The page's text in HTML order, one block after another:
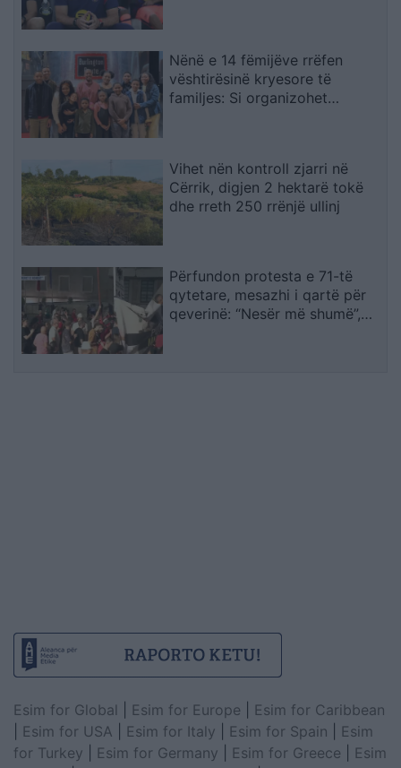
Nënë e 14 fëmijëve rrëfen
vështirësinë kryesore të
familjes: Si organizohet
Vihet nën kontroll zjarri në
Cërrik, digjen 2 hektarë tokë
dhe rreth 250 rrënjë ullinj
Përfundon protesta e 71-të
qytetare, mesazhi i qartë për
qeverinë: “Nesër më shumë”,
Esim for Global Esim for Europe
Esim for Caribbean
Esim for USA Esim for Italy Esim for Spain
Esim
for Turkey
Esim for Germany Esim for Greece
Esim